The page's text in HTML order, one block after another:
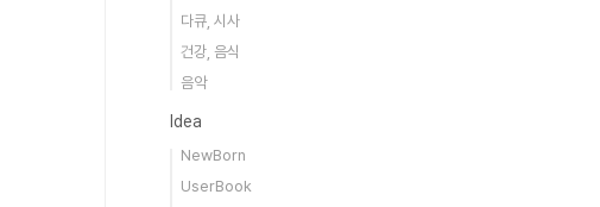
다큐, 시사
건강, 음식
음악
Idea
NewBorn
UserBook